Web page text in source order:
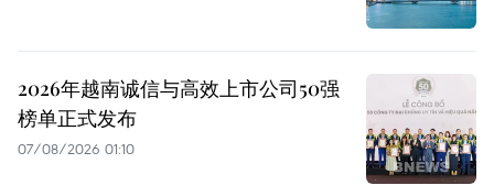
2026年越南诚信与高效上市公司50强
榜单正式发布
07/08/2026 01:10